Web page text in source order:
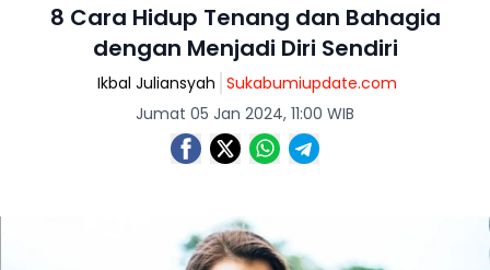
8 Cara Hidup Tenang dan Bahagia
dengan Menjadi Diri Sendiri
Ikbal Juliansyah Sukabumiupdate.com
Jumat 05 Jan 2024, 11:00 WIB